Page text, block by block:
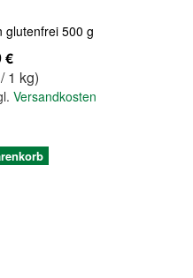
glutenfrei 500 g
€
/ 1 kg)
Versandkosten